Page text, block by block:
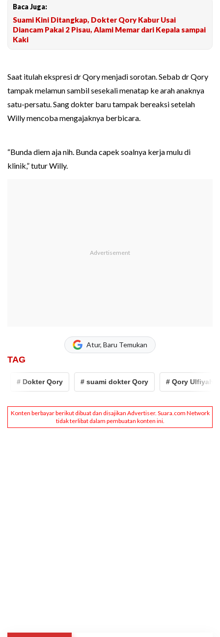
Baca Juga:
Suami Kini Ditangkap, Dokter Qory Kabur Usai
Diancam Pakai 2 Pisau, Alami Memar dari Kepala sampai
Kaki
Saat itulah ekspresi dr Qory menjadi sorotan. Sebab dr Qory
tampak melamun sambil sesekali menatap ke arah anaknya
satu-persatu. Sang dokter baru tampak bereaksi setelah
Willy mencoba mengajaknya berbicara.
“Bunda diem aja nih. Bunda capek soalnya kerja mulu di
klinik,” tutur Willy.
Atur, Baru Temukan
TAG
# Dokter Qory # suami dokter Qory # Qory Ulfiyah